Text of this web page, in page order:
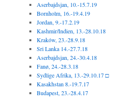
Aserbajdsjan, 10.-15.7.19
Bornholm, 16.-19.4.19
Jordan, 9.-17.2.19
Kashmir/Indien, 13.-28.10.18
Kraków, 23.-28.9.18
Sri Lanka 14.-27.7.18
Aserbajdsjan, 24.-30.4.18
Fanø, 24.-28.3.18
Sydlige Afrika, 13.-29.10.17 □
Kasakhstan 8.-19.7.17
Budapest, 23.-28.4.17